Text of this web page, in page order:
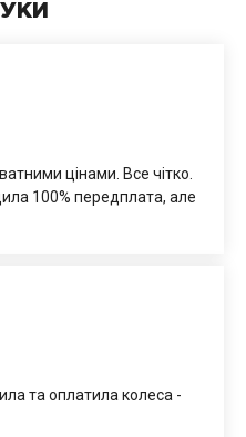
цінами. Все чітко.
100% передплата, але
та оплатила колеса -